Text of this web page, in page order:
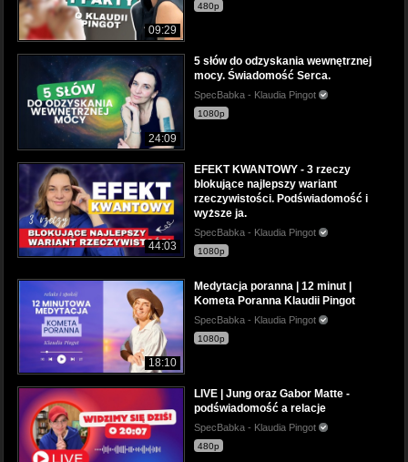
09:29
480p
24:09
5 słów do odzyskania wewnętrznej
mocy. Świadomość Serca.
SpecBabka - Klaudia Pingot
1080p
44:03
EFEKT KWANTOWY - 3 rzeczy
blokujące najlepszy wariant
rzeczywistości. Podświadomość i
wyższe ja.
SpecBabka - Klaudia Pingot
1080p
18:10
Medytacja poranna | 12 minut |
Kometa Poranna Klaudii Pingot
SpecBabka - Klaudia Pingot
1080p
LIVE | Jung oraz Gabor Matte -
podświadomość a relacje
SpecBabka - Klaudia Pingot
480p